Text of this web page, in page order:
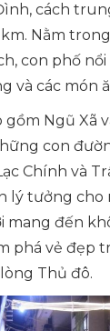
cách
Nằm
con phố
và các món
Ngũ Xã
con
Chính và
lý tưởng cho
mang đến
phá vẻ đẹp
Thủ đô.